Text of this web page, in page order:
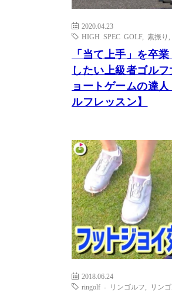
2020.04.23
HIGH SPEC GOLF, 素振り
「当て上手」を卒
したい上級者ゴル
ョートゲームの達
ルフレッスン】
2018.06.24
ringolf - リンゴルフ
リン